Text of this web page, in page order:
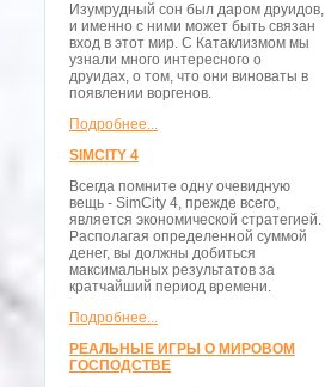
Изумрудный сон был даром друидов,
и именно с ними может быть связан
вход в этот мир. С Катаклизмом мы
узнали много интересного о
друидах, о том, что они виноваты в
появлении воргенов.
Подробнее...
SIMCITY 4
Всегда помните одну очевидную
вещь - SimCity 4, прежде всего,
является экономической стратегией.
Располагая определенной суммой
денег, вы должны добиться
максимальных результатов за
кратчайший период времени.
Подробнее...
РЕАЛЬНЫЕ ИГРЫ О МИРОВОМ
ГОСПОДСТВЕ